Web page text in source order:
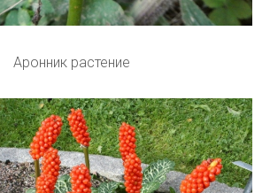
Аронник растение